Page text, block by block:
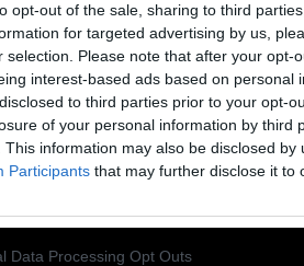
opt-out of the sale, sharing to third
for targeted advertising by us,
selection. Please note that after your opt-
interest-based ads based on personal
to third parties prior to your opt-
of your personal information by third
This information may also be disclosed
Participants that may further disclose it to
Data Processing Opt Outs
O
: